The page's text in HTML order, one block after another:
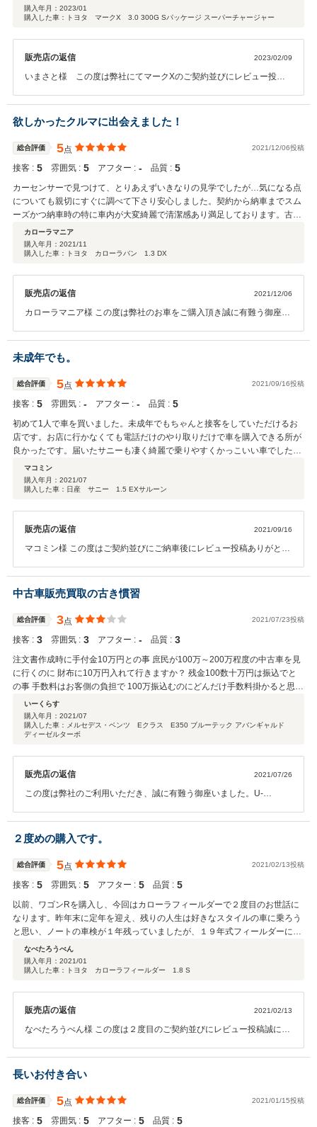
してはかなり強く、目を引くような面白い車両も置いてあった ・アメリカの
ダイナーを模した感じの事務所の、楽し気な雰囲気 ・車両に対する説明がし
もならなかった点はあるが、その説明もきちんとしていただいた) 総評とし
て、誠実なお店だと思います。 もし気になる車両があるなら、足を運んでみ
購入年月： 2023/01
購入した車：トヨタ マークX 3.0 300G Sパッケージ スーパーチャージャー
販売店の返信 2023/02/09
いまさと様 この度は弊社にてマークXのご契約並びにレビュー投稿
納車早々の不具合でご迷惑をおかけし大変申し訳ございませんでし
た。不具合があったにも関わらず、このような高い評価をいただけ担
当の私としても弊社としても嬉しい限りでございます。まだまだ至ら
ぬ点もございますので、今後よりよいサービスを提供できるよう精進
してまいります。お車のことでなにかございましたら、お気軽にご連
絡頂ければと思います。今後とも末永いお付き合いのほどよろしくお
願いいたします。
欲しかったクルマに出会えました！
総合評価 5点 2021/12/06投稿
接客 : 5 雰囲気 : 5 アフター : ‐ 品質 : 5
カーセンサーで見つけて、とりあえずいきなりの見学でしたが…気になる点
についても親切にすぐに調べて下さり安心しました。契約から納車までスム
ーズかつ納車時の特に車内が大変綺麗で清潔感あり満足しております。古い
車ですが、これから大事に乗りたいと思います！
カローラマニア
購入年月： 2021/11
購入した車：トヨタ カローラバン 1.3 DX
販売店の返信 2021/12/06
カローラマニア様 この度は弊社のお車をご購入頂き誠に有難う御座い
す。 ナンバープレートのひらがなが偶然にも好きな文字で取得出来て
良かったです。もしかしたら偶然ではなく必然だったのかもしれませ
んね笑 これから素敵なカーライフをお過ごし下さい。何かお困りの際
はぜひお気軽にお立ち寄りください。今後とも、どうぞ宜しくお願い
致します。
未成年でも。
総合評価 5点 2021/09/16投稿
接客 : 5 雰囲気 : ‐ アフター : ‐ 品質 : 5
初めて1人で車を買いました。未成年でもちゃんと接客をしていただけるお
店です。お店に行かなくても電話だけのやり取りだけで車を購入できる所が
良かったです。届いたサニーも凄く綺麗で乗りやすくかっこいい車でした。
ありがとうございます。
マコミン
購入年月： 2021/07
購入した車：日産 サニー 1.5 EXサルーン
販売店の返信 2021/09/16
マコミン様 この度はご契約並びにご納車後にレビュー投稿ありがとう
ーズにお手続きできたのはマコミン様のおかげでございます。 また、
現車確認なしでのご契約でしたがお車にご満足いただけているようで
嬉しい限りでございます。 比較的近い県内にお引越しされたようです
ので、なにか気になる部分がございましたらお気軽にお申し付け・ご
来店頂ければと思います。 この度はマコミン様とお取引できたことを
大変嬉しく思います、誠にありがとうございました。 これからも末永
くお付き合いできればと思いますので、どうぞよろしくお願いいたし
ます。
中古車販売買取の古き慣習
総合評価 3点 2021/07/23投稿
接客 : 3 雰囲気 : 3 アフター : ‐ 品質 : 3
注文書作成時に手付金10万円との事 庶民が100万～200万程度の中古車を見
に行くのに 財布に10万円入れて行きますか？ 残金100数十万円は振込でと
の事 手数料はお客側の負担で 100万振込むのにどんだけ手数料掛かると思っ
てねん 注文書裏面条項には現金または小切手と記載
いーくらす
購入年月： 2021/07
購入した車：メルセデス・ベンツ Eクラス E350 ブルーテック アバンギャルド
ディーゼルターボ
販売店の返信 2021/07/26
この度は弊社のご利用いただき、誠に有難う御座いました。U-
お店創りを心がけております！ 今回は現状販売となりますのでアフタ
ーフォローは無いのですがお困りな事が有りましたらお気軽にご連絡
２度めの購入です。
総合評価 5点 2021/02/13投稿
接客 : 5 雰囲気 : 5 アフター : 5 品質 : 5
以前、ワゴンRを購入し、今回はカローラフィールダーで２度目のお世話に
なります。昨年末に定年を迎え、残りの人生は好きなスタイルの車に乗ろう
と思い、ノートの車検が１年残っていましたが、１９年式フィールダーに変
えました。トヨタ品質・黒エアロスタイル・荷物積載量・燃費・操作性・ナ
ビフルセグなどの装備・スタッドレスタイヤのおまけ・初売りの特別価格・
お店の方の対応・店内の雰囲気・お正月特別の地元清瀧の米焼酎のプレゼン
らまたよろしくお願いいたします。実際に見に行かれると、おもしろい車が
見つかるかもです。子供２人も独立し、趣味に生きる６０歳です。
なべたろうべん
購入年月： 2021/01
購入した車：トヨタ カローラフィールダー 1.8 S
販売店の返信 2021/02/13
なべたろうべん様 この度は２度目のご契約並びにレビュー投稿誠にあ
にご満足いただけているようで嬉しい限りです！ 是非カローラフィー
ルダーと共に全力で趣味をお楽しみください。 お住まいもお近いかと
思いますので、お車のメンテナンスなどでお立ち寄り頂ければと思い
ます。 この度は誠にありがとうございました、今後ともよろしくお願
いいたします。
長いお付き合い
総合評価 5点 2021/01/15投稿
接客 : 5 雰囲気 : 5 アフター : 5 品質 : 5